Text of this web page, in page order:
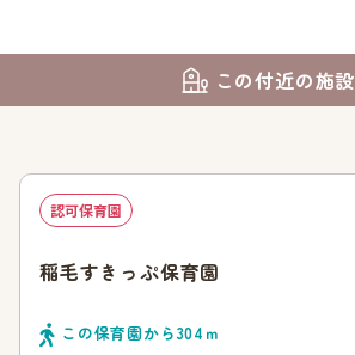
この付近の施設
認可保育園
稲毛すきっぷ保育園
この保育園から304 ｍ